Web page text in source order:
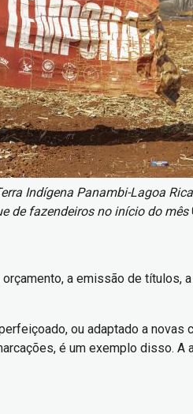
Indígena Panambi-Lagoa
de fazendeiros no início do mês
a emissão de
ou adaptado a
é um exemplo disso.